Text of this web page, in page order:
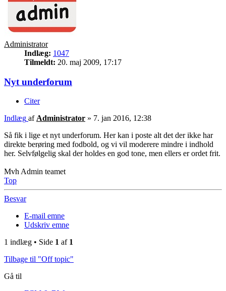
Administrator
Indlæg: 1047
Tilmeldt: 20. maj 2009, 17:17
Nyt underforum
Citer
Indlæg af Administrator » 7. jan 2016, 12:38
Så fik i lige et nyt underforum. Her kan i poste alt det der ikke har
direkte berøring med fodbold, og vi vil moderere mindre i indhold
her. Selvfølgelig skal der holdes en god tone, men ellers er ordet frit.
Mvh Admin teamet
Top
Besvar
E-mail emne
Udskriv emne
1 indlæg • Side 1 af 1
Tilbage til "Off topic"
Gå til